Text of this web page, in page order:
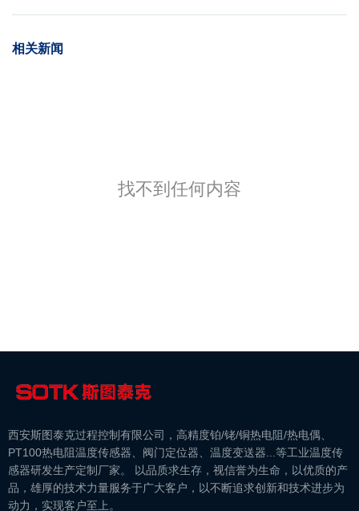
相关新闻
找不到任何内容
西安斯图泰克过程控制有限公司，高精度铂/铑/铜热电阻/热电偶、
PT100热电阻温度传感器、阀门定位器、温度变送器...等工业温度传
感器研发生产定制厂家。 以品质求生存，视信誉为生命，以优质的产
品，雄厚的技术力量服务于广大客户，以不断追求创新和技术进步为
动力，实现客户至上。